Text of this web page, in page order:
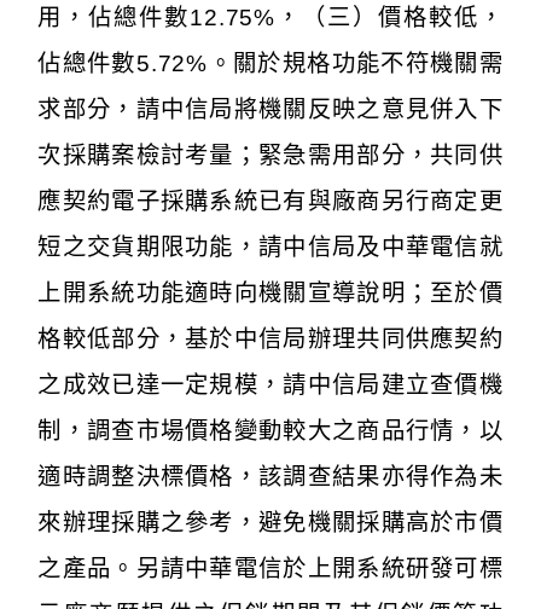
用，佔總件數12.75%，（三）價格較低，
佔總件數5.72%。關於規格功能不符機關需
求部分，請中信局將機關反映之意見併入下
次採購案檢討考量；緊急需用部分，共同供
應契約電子採購系統已有與廠商另行商定更
短之交貨期限功能，請中信局及中華電信就
上開系統功能適時向機關宣導說明；至於價
格較低部分，基於中信局辦理共同供應契約
之成效已達一定規模，請中信局建立查價機
制，調查市場價格變動較大之商品行情，以
適時調整決標價格，該調查結果亦得作為未
來辦理採購之參考，避免機關採購高於市價
之產品。另請中華電信於上開系統研發可標